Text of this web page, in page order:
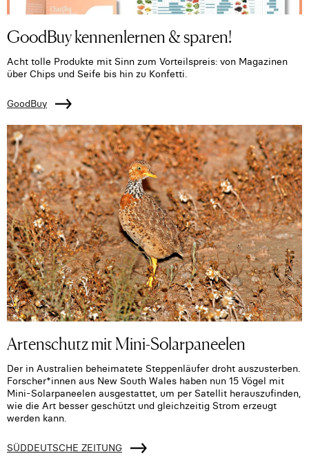
GoodBuy kennenlernen & sparen!
Acht tolle Produkte mit Sinn zum Vorteilspreis: von Magazinen
über Chips und Seife bis hin zu Konfetti.
GoodBuy
Artenschutz mit Mini-Solarpaneelen
Der in Australien beheimatete Steppenläufer droht auszusterben.
Forscher*innen aus New South Wales haben nun 15 Vögel mit
Mini-Solarpaneelen ausgestattet, um per Satellit herauszufinden,
wie die Art besser geschützt und gleichzeitig Strom erzeugt
werden kann.
SÜDDEUTSCHE ZEITUNG